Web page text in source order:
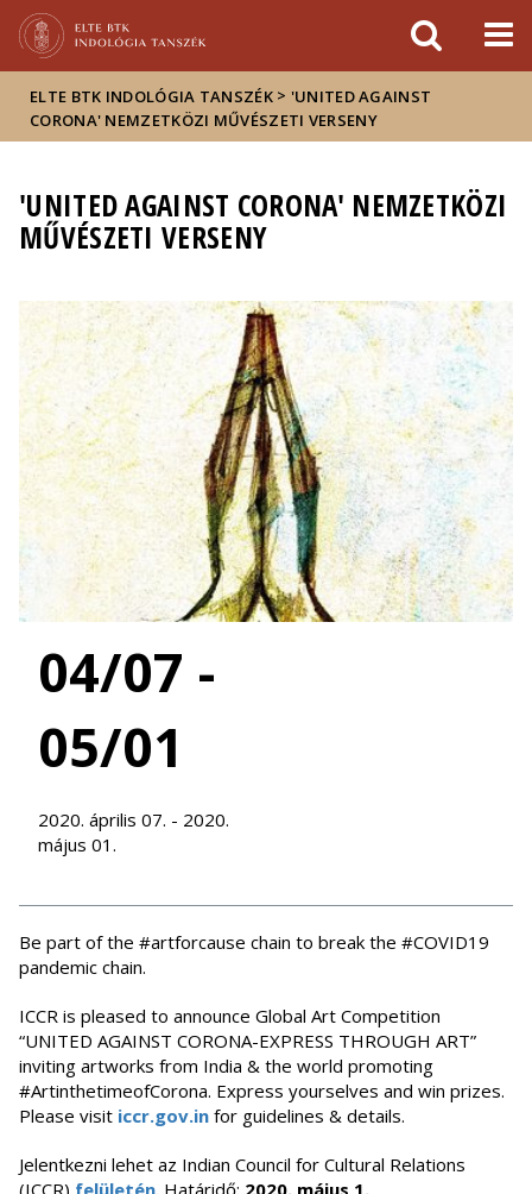
sajtóban
ELTE BTK INDOLÓGIA TANSZÉK > 'UNITED AGAINST
CORONA' NEMZETKÖZI MŰVÉSZETI VERSENY
'UNITED AGAINST CORONA' NEMZETKÖZI
MŰVÉSZETI VERSENY
04/07 -
05/01
2020. április 07. - 2020.
május 01.
Be part of the #artforcause chain to break the #COVID19
pandemic chain.
ICCR is pleased to announce Global Art Competition
“UNITED AGAINST CORONA-EXPRESS THROUGH ART”
inviting artworks from India & the world promoting
#ArtinthetimeofCorona. Express yourselves and win prizes.
Please visit iccr.gov.in for guidelines & details.
Jelentkezni lehet az Indian Council for Cultural Relations